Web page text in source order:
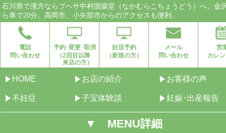
石川県で漢方ならブヘサ中村固腸堂（なかむらこちょうどう）へ。金
ら車で20分。高岡市、小矢部市からのアクセスも便利。
電話
問い合わせ
予約･変更･取消
（2回目以降
来店の方）
妊活予約
（新規の方）
メール
問い合わせ
営
カレ
HOME お店の紹介 お客様の声
不妊症 子宝体験談 妊娠･出産報告
▼ MENU詳細